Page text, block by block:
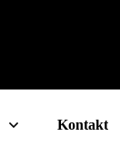
Kontakt